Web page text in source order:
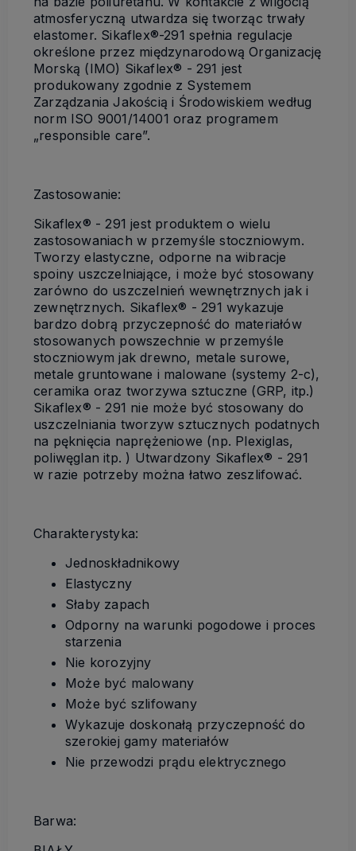
atmosferyczną utwardza się tworząc trwały
elastomer. Sikaflex®-291 spełnia regulacje
określone przez międzynarodową Organizację
Morską (IMO) Sikaflex® - 291 jest
produkowany zgodnie z Systemem
Zarządzania Jakością i Środowiskiem według
norm ISO 9001/14001 oraz programem
„responsible care”.
Zastosowanie:
Sikaflex® - 291 jest produktem o wielu
zastosowaniach w przemyśle stoczniowym.
Tworzy elastyczne, odporne na wibracje
spoiny uszczelniające, i może być stosowany
zarówno do uszczelnień wewnętrznych jak i
zewnętrznych. Sikaflex® - 291 wykazuje
bardzo dobrą przyczepność do materiałów
stosowanych powszechnie w przemyśle
stoczniowym jak drewno, metale surowe,
metale gruntowane i malowane (systemy 2-c),
ceramika oraz tworzywa sztuczne (GRP, itp.)
Sikaflex® - 291 nie może być stosowany do
uszczelniania tworzyw sztucznych podatnych
na pęknięcia naprężeniowe (np. Plexiglas,
poliwęglan itp. ) Utwardzony Sikaflex® - 291
w razie potrzeby można łatwo zeszlifować.
Charakterystyka:
Jednoskładnikowy
Elastyczny
Słaby zapach
Odporny na warunki pogodowe i proces
starzenia
Nie korozyjny
Może być malowany
Może być szlifowany
Wykazuje doskonałą przyczepność do
szerokiej gamy materiałów
Nie przewodzi prądu elektrycznego
Barwa: